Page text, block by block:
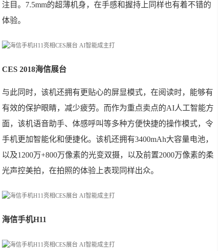
注目。7.5mm的超薄机身，在手感和握持上同样也有着不错的
体验。
CES 2018海信展台
与此同时，该机还拥有更贴心的屏显模式，在阅读时，能够有
有效的保护眼睛，减少疲劳。而作为重点卖点的AI人工智能方
面，该机语音助手、体感呼叫等多种方便快捷的操作模式，令
手机更加智能化和便捷化。该机还拥有3400mAh大容量电池，
以及1200万+800万像素的光变双摄，以及前置2000万像素的柔
光声控美拍，在拍照的体验上表现同样出众。
海信手机H11